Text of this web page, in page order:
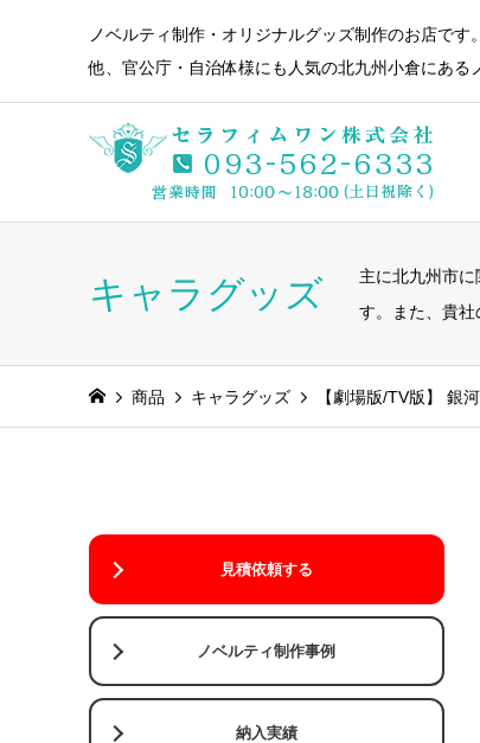
ノベルティ制作・オリジナルグッズ制作のお店で
他、官公庁・自治体様にも人気の北九州小倉にある
キャラグッズ
主に北九州市
す。また、貴社
商品 キャラグッズ 【劇場版/TV版】 銀
見積依頼する
ノベルティ制作事例
納入実績